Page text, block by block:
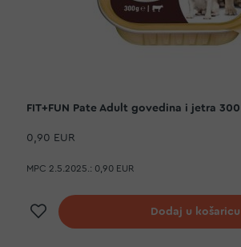
FIT+FUN Pate Adult govedina i jetra
0,90 EUR
MPC 2.5.2025.: 0,90 EUR
Dodaj na listu želja
Dodaj u košaricu